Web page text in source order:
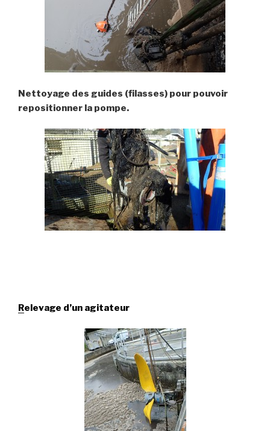
Nettoyage des guides (filasses) pour pouvoir
repositionner la pompe.
Relevage d’un agitateur